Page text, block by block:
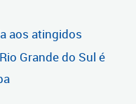
aos atingidos
Grande do Sul é